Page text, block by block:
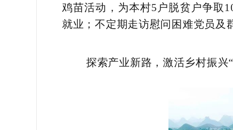
鸡苗活动，为本村5户脱贫户争取
就业；不定期走访慰问困难党员及
探索产业新路，激活乡村振兴